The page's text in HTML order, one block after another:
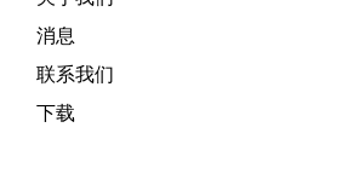
消息
联系我们
下载